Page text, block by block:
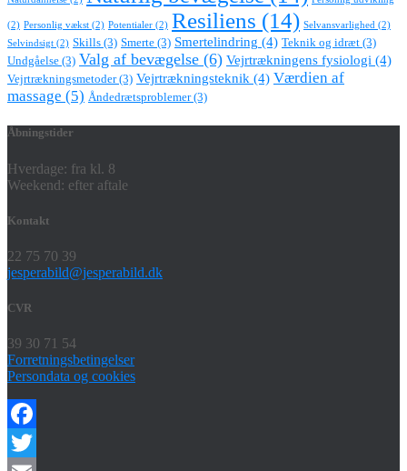
(2) Personlig vækst (2) Potentialer (2) Resiliens (14) Selvansvarlighed (2)
Selvindsigt (2) Skills (3) Smerte (3) Smertelindring (4) Teknik og idræt (3)
Undgåelse (3) Valg af bevægelse (6) Vejrtrækningens fysiologi (4)
Vejrtrækningsmetoder(3) Vejrtrækningsteknik (4) Værdien af
massage (5) Åndedrætsproblemer(3)
Åbningstider
Hverdage: fra kl. 8
Weekend: efter aftale
Kontakt
22 75 70 39
jesperabild@jesperabild.dk
CVR
39 30 71 54
Forretningsbetingelser
Persondata og cookies
Facebook